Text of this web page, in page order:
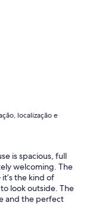
localização e
is spacious, full
welcoming. The
the kind of
look outside. The
and the perfect
peaceful